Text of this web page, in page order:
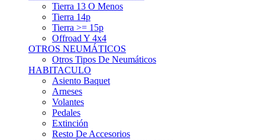
Tierra 13 O Menos
Tierra 14p
Tierra >= 15p
Offroad Y 4x4
OTROS NEUMÁTICOS
Otros Tipos De Neumáticos
HABITACULO
Asiento Baquet
Arneses
Volantes
Pedales
Extinción
Resto De Accesorios